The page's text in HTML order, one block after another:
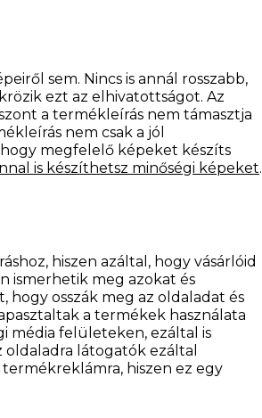
sem. Nincs is annál rosszabb,
ezt az elhivatottságot. Az
a termékleírás nem támasztja
nem csak a jól
megfelelő képeket készíts
is készíthetsz minőségi képeket.
hiszen azáltal, hogy vásárlóid
ismerhetik meg azokat és
hogy osszák meg az oldaladat és
a termékek használata
média felületeken, ezáltal is
látogatók ezáltal
hiszen ez egy